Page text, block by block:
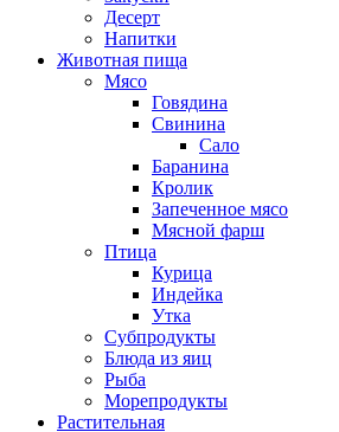
Десерт
Напитки
Животная пища
Мясо
Говядина
Свинина
Сало
Баранина
Кролик
Запеченное мясо
Мясной фарш
Птица
Курица
Индейка
Утка
Субпродукты
Блюда из яиц
Рыба
Морепродукты
Растительная